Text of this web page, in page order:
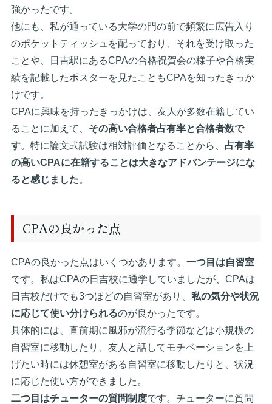
強かったです。
他にも、私が通っている大学の門の前で頻繁に広告入り
のポケットティッシュを配っており、それを受け取った
ことや、日吉駅にあるCPAの合格祝賀会の様子や合格実
績を記載したポスターを見たこともCPAを知ったきっか
けです。
CPAに興味を持ったきっかけは、友人が多数在籍してい
ることに加えて、 その高い合格者占有率と合格者数で
す。特に論文式試験は相対評価となることから、 占有率
の高いCPAに在籍することは大きなアドバンテージにな
ると感じました。
CPAの良かった点
CPAの良かった点はいくつかあります。 一つ目は自習室
です。私はCPAの日吉校に通学していましたが、CPAは
日吉校だけでも3つほどの自習室があり、 私の気分や状況
に応じて使い分けられるのが良かったです。
具体的には、直前期に風邪が流行る季節などは小規模の
自習室に移動したり、友人と話してモチベーションを上
げたい時には休憩室がある自習室に移動したりと、状況
に応じた使い方ができました。
二つ目はチューターの質問制度です。チューターに質問